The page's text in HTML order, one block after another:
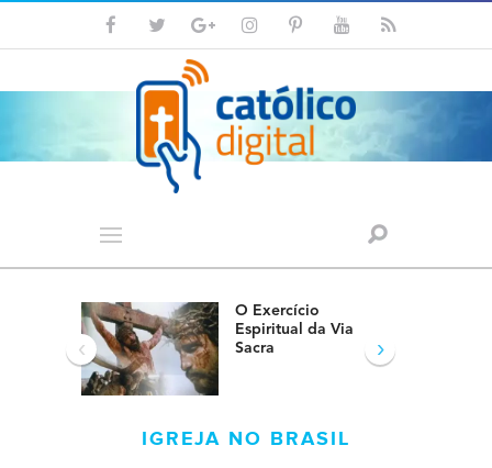
O Exercício
Espiritual da Via
Sacra
‹ ›
IGREJA NO BRASIL